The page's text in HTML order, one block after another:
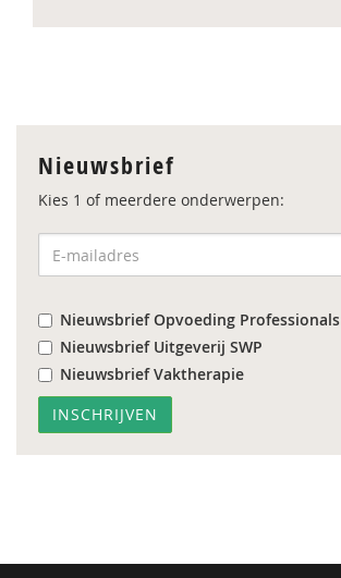
Nieuwsbrief
Kies 1 of meerdere onderwerpen:
Nieuwsbrief Opvoeding Professionals
Nieuwsbrief Uitgeverij SWP
Nieuwsbrief Vaktherapie